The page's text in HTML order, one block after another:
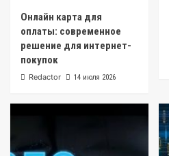
Онлайн карта для
оплаты: современное
решение для интернет-
покупок
Redactor 14 июля 2026